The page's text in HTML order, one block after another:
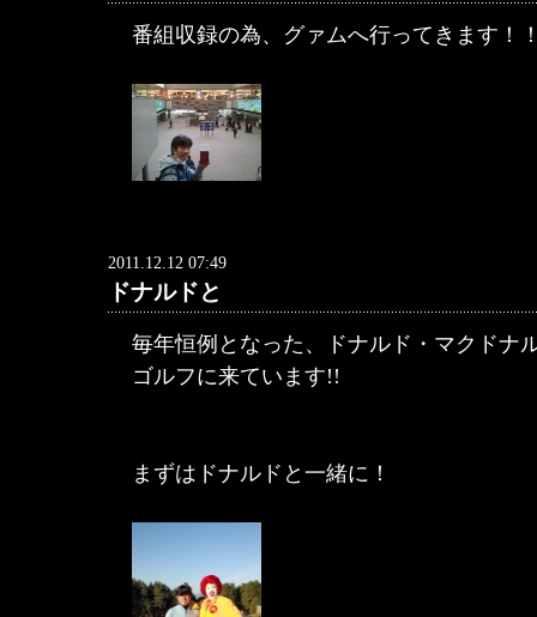
番組収録の為、グァムへ行ってきます！
2011.12.12 07:49
ドナルドと
毎年恒例となった、ドナルド・マクドナ
ゴルフに来ています!!
まずはドナルドと一緒に！